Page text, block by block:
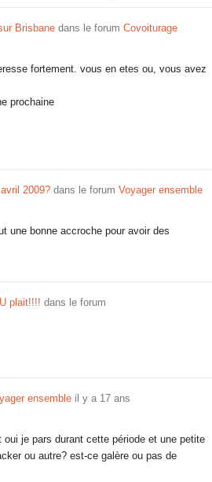
Brisbane dans le forum Covoiturage
fortement. vous en etes ou, vous avez
prochaine
2009? dans le forum Voyager ensemble
une bonne accroche pour avoir des
plait!!!! dans le forum
ensemble il y a 17 ans
je pars durant cette période et une petite
ou autre? est-ce galère ou pas de